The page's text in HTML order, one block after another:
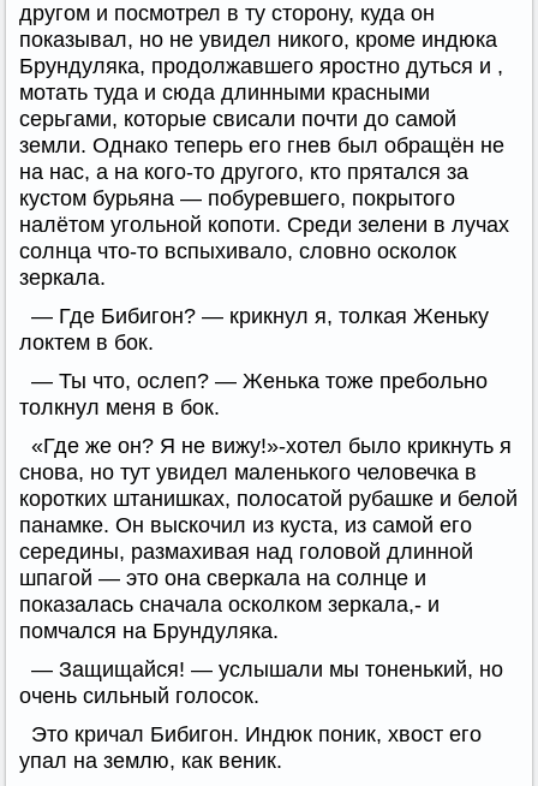
другом и посмотрел в ту сторону, куда он
показывал, но не увидел никого, кроме индюка
Брундуляка, продолжавшего яростно дуться и ,
мотать туда и сюда длинными красными
серьгами, которые свисали почти до самой
земли. Однако теперь его гнев был обращён не
на нас, а на кого-то другого, кто прятался за
кустом бурьяна — побуревшего, покрытого
налётом угольной копоти. Среди зелени в лучах
солнца что-то вспыхивало, словно осколок
зеркала.
— Где Бибигон? — крикнул я, толкая Женьку
локтем в бок.
— Ты что, ослеп? — Женька тоже пребольно
толкнул меня в бок.
«Где же он? Я не вижу!»-хотел было крикнуть я
снова, но тут увидел маленького человечка в
коротких штанишках, полосатой рубашке и белой
панамке. Он выскочил из куста, из самой его
середины, размахивая над головой длинной
шпагой — это она сверкала на солнце и
показалась сначала осколком зеркала,- и
помчался на Брундуляка.
— Защищайся! — услышали мы тоненький, но
очень сильный голосок.
Это кричал Бибигон. Индюк поник, хвост его
упал на землю, как веник.